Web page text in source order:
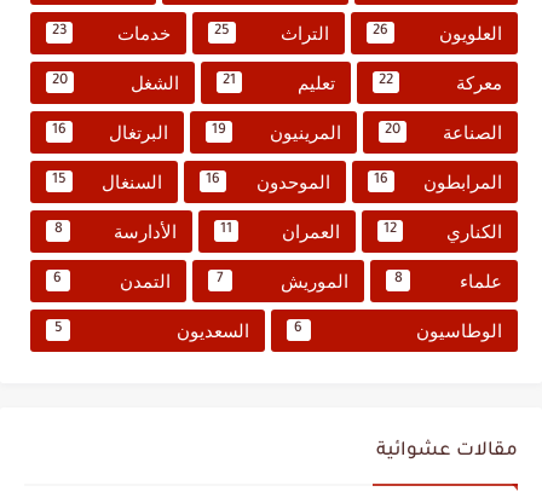
العلويون 26 التراث 25 خدمات 23
معركة 22 تعليم 21 الشغل 20
الصناعة 20 المرينيون 19 البرتغال 16
المرابطون 16 الموحدون 16 السنغال 15
الكناري 12 العمران 11 الأدارسة 8
علماء 8 الموريش 7 التمدن 6
الوطاسيون 6 السعديون 5
مقالات عشوائية